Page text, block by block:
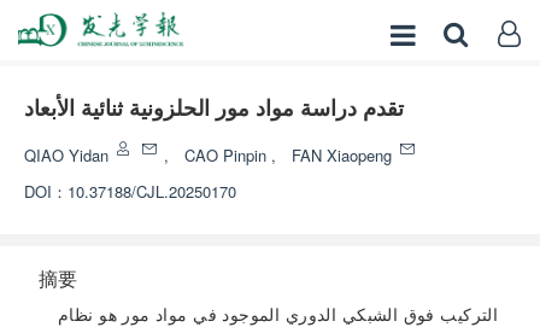
تقدم دراسة مواد مور الحلزونية ثنائية الأبعاد
QIAO Yidan , CAO Pinpin ,
FAN Xiaopeng
DOI： 10.37188/CJL.20250170
摘要
التركيب فوق الشبكي الدوري الموجود في مواد مور هو نظام